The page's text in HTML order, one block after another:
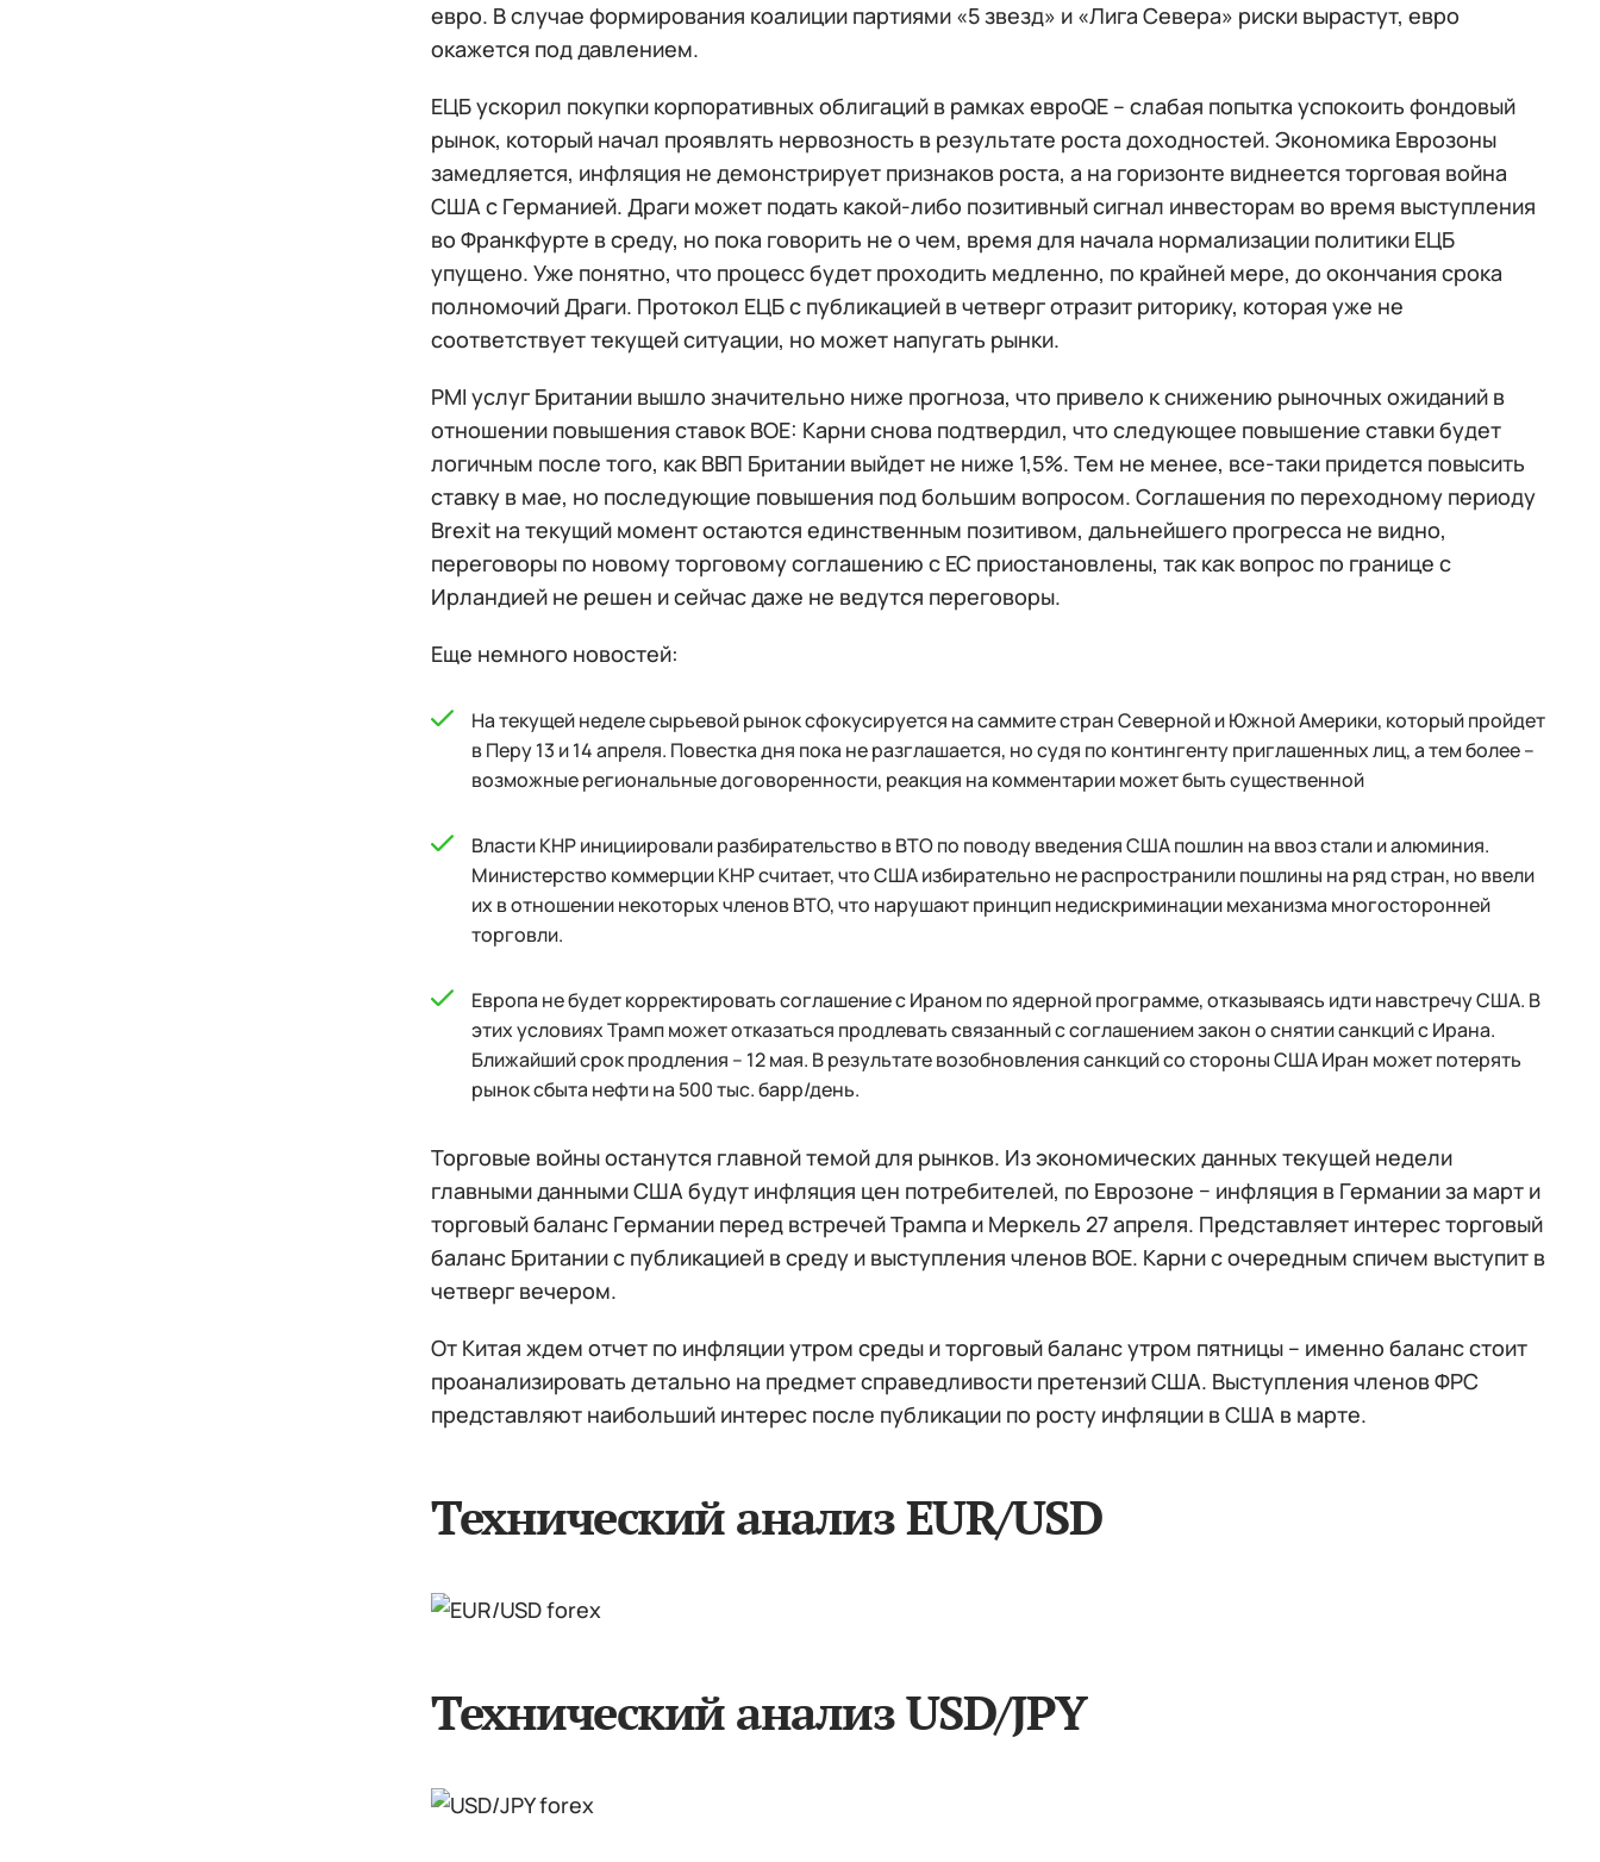
евро. В случае формирования коалиции партиями «5 звезд» и «Лига Севера» риски вырастут, евро
окажется под давлением.
ЕЦБ ускорил покупки корпоративных облигаций в рамках евроQE – слабая попытка успокоить фондовый
рынок, который начал проявлять нервозность в результате роста доходностей. Экономика Еврозоны
замедляется, инфляция не демонстрирует признаков роста, а на горизонте виднеется торговая война
США с Германией. Драги может подать какой-либо позитивный сигнал инвесторам во время выступления
во Франкфурте в среду, но пока говорить не о чем, время для начала нормализации политики ЕЦБ
упущено. Уже понятно, что процесс будет проходить медленно, по крайней мере, до окончания срока
полномочий Драги. Протокол ЕЦБ с публикацией в четверг отразит риторику, которая уже не
соответствует текущей ситуации, но может напугать рынки.
PMI услуг Британии вышло значительно ниже прогноза, что привело к снижению рыночных ожиданий в
отношении повышения ставок ВOЕ: Карни снова подтвердил, что следующее повышение ставки будет
логичным после того, как ВВП Британии выйдет не ниже 1,5%. Тем не менее, все-таки придется повысить
ставку в мае, но последующие повышения под большим вопросом. Соглашения по переходному периоду
Brexit на текущий момент остаются единственным позитивом, дальнейшего прогресса не видно,
переговоры по новому торговому соглашению с ЕС приостановлены, так как вопрос по границе с
Ирландией не решен и сейчас даже не ведутся переговоры.
Еще немного новостей:
На текущей неделе сырьевой рынок сфокусируется на саммите стран Северной и Южной Америки, который пройдет
в Перу 13 и 14 апреля. Повестка дня пока не разглашается, но судя по контингенту приглашенных лиц, а тем более –
возможные региональные договоренности, реакция на комментарии может быть существенной
Власти КНР инициировали разбирательство в ВТО по поводу введения США пошлин на ввоз стали и алюминия.
Министерство коммерции КНР считает, что США избирательно не распространили пошлины на ряд стран, но ввели
их в отношении некоторых членов ВТО, что нарушают принцип недискриминации механизма многосторонней
торговли.
Европа не будет корректировать соглашение с Ираном по ядерной программе, отказываясь идти навстречу США. В
этих условиях Трамп может отказаться продлевать связанный с соглашением закон о снятии санкций с Ирана.
Ближайший срок продления – 12 мая. В результате возобновления санкций со стороны США Иран может потерять
рынок сбыта нефти на 500 тыс. барр/день.
Торговые войны останутся главной темой для рынков. Из экономических данных текущей недели
главными данными США будут инфляция цен потребителей, по Еврозоне − инфляция в Германии за март и
торговый баланс Германии перед встречей Трампа и Меркель 27 апреля. Представляет интерес торговый
баланс Британии с публикацией в среду и выступления членов ВОЕ. Карни с очередным спичем выступит в
четверг вечером.
От Китая ждем отчет по инфляции утром среды и торговый баланс утром пятницы – именно баланс стоит
проанализировать детально на предмет справедливости претензий США. Выступления членов ФРС
представляют наибольший интерес после публикации по росту инфляции в США в марте.
Технический анализ EUR/USD
Технический анализ USD/JPY